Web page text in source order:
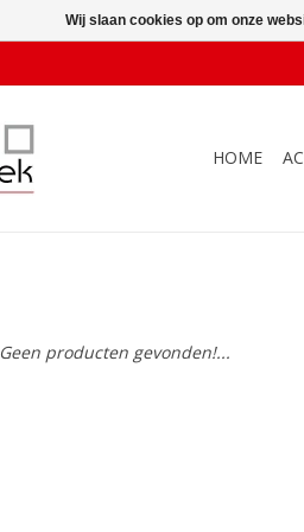
HOME
Geen producten gevonden!...
Wij slaan cookies op om onze